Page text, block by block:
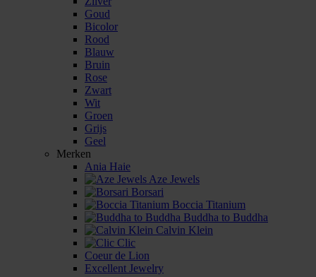
Goud
Bicolor
Rood
Blauw
Bruin
Rose
Zwart
Wit
Groen
Grijs
Geel
Merken
Ania Haie
Aze Jewels
Borsari
Boccia Titanium
Buddha to Buddha
Calvin Klein
Clic
Coeur de Lion
Excellent Jewelry